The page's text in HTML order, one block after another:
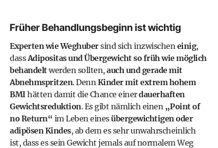
Früher Behandlungsbeginn ist wichtig
Experten wie Weghubersind sich inzwischen einig,
dassAdipositas und Übergewicht so früh wie möglich
behandeltwerden sollten, auch und gerade mit
Abnehmspritzen. Denn Kinder mit extrem hohem
BMI hätten damit die Chance einerdauerhaften
Gewichtsreduktion. Es gibt nämlich einen „Point of
no Return“ im Leben einesübergewichtigen oder
adipösen Kindes, ab dem es sehr unwahrscheinlich
ist, dass es sein Gewicht jemals auf normalem Weg